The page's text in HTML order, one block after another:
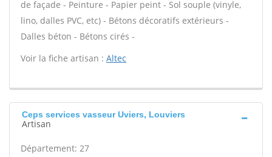
de façade - Peinture - Papier peint - Sol souple (vinyle,
lino, dalles PVC, etc) - Bétons décoratifs extérieurs -
Dalles béton - Bétons cirés -
Voir la fiche artisan : Altec
Ceps services vasseur Uviers, Louviers
Artisan
Département: 27